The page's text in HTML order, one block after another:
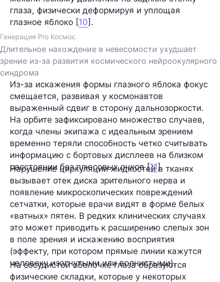
глаза, физически деформируя и уплощая
глазное яблоко [10].
Генерация Pro Космос
Длительное нахождение в невесомости ухудшает
зрение из-за развития космического нейроокулярного
синдрома
Из-за искажения формы глазного яблока фокус
смещается, развивая у космонавтов
выраженный сдвиг в сторону дальнозоркости.
На орбите зафиксировано множество случаев,
когда члены экипажа с идеальным зрением
временно теряли способность четко считывать
информацию с бортовых дисплеев на близком
расстоянии без плюсовых очков [11].
Нарушение циркуляции жидкостей в тканях
вызывает отек диска зрительного нерва и
появление микроскопических повреждений
сетчатки, которые врачи видят в форме белых
«ватных» пятен. В редких клинических случаях
это может приводить к расширению слепых зон
в поле зрения и искажению восприятия
(эффекту, при котором прямые линии кажутся
человеку изогнутыми или волнистыми).
На сосудистой оболочке глаза образуются
физические складки, которые у некоторых